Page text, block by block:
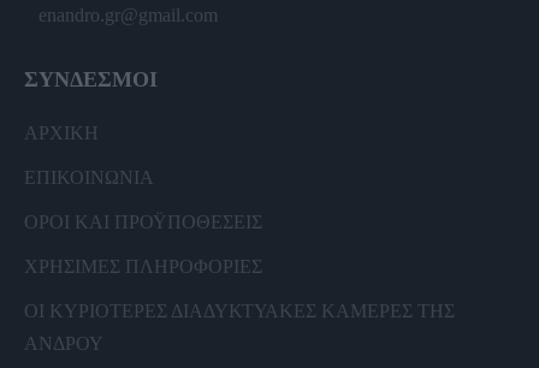
enandro.gr@gmail.com
ΣΥΝΔΕΣΜΟΙ
ΑΡΧΙΚΗ
ΕΠΙΚΟΙΝΩΝΙΑ
ΟΡΟΙ ΚΑΙ ΠΡΟΫΠΟΘΕΣΕΙΣ
ΧΡΗΣΙΜΕΣ ΠΛΗΡΟΦΟΡΙΕΣ
ΟΙ ΚΥΡΙΟΤΕΡΕΣ ΔΙΑΔΥΚΤΥΑΚΕΣ ΚΑΜΕΡΕΣ ΤΗΣ
ΑΝΔΡΟΥ